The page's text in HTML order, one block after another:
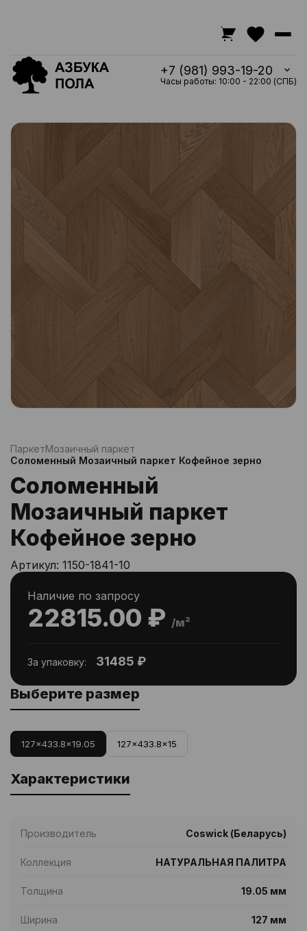
+7 (981) 993-19-20
Часы работы: 10:00 - 22:00 (СПБ)
ПаркетМозаичный паркет
Соломенный Мозаичный паркет Кофейное зерно
Соломенный
Мозаичный паркет
Кофейное зерно
Артикул: 1150-1841-10
22815.00 ₽ /м²
Наличие по запросу
За упаковку: 31485 ₽
Выберите размер
127x433.8x19.05 127x433.8x15
Характеристики
Производитель Coswick (Беларусь)
Коллекция НАТУРАЛЬНАЯ ПАЛИТРА
Толщина 19.05 мм
Ширина 127 мм